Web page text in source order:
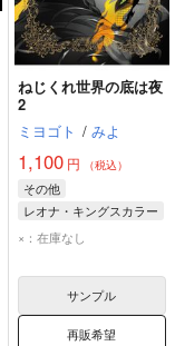
ねじくれ世界の底は夜
2
ミヨゴト / みよ
1,100円 （税込）
その他
レオナ・キングスカラー
ロロ・フランム
×：在庫なし
サンプル
再販希望